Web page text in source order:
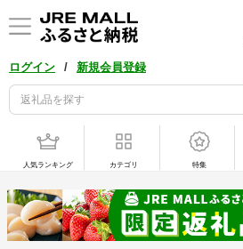
ログイン / 新規会員登録
人気ランキング カテゴリ 特集